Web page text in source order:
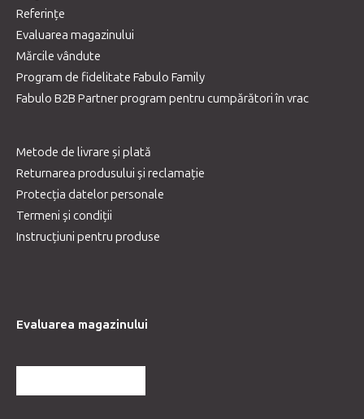
Referințe
Evaluarea magazinului
Mărcile vândute
Program de fidelitate Fabulo Family
Fabulo B2B Partner program pentru cumpărători în vrac
Metode de livrare și plată
Returnarea produsului și reclamație
Protecția datelor personale
Termeni și condiții
Instrucțiuni pentru produse
Evaluarea magazinului